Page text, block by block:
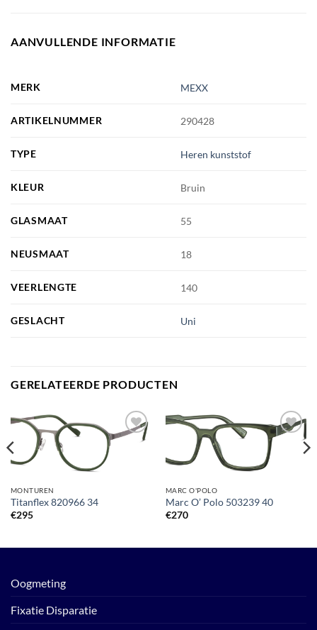
AANVULLENDE INFORMATIE
MERK MEXX
ARTIKELNUMMER 290428
TYPE Heren kunststof
KLEUR Bruin
GLASMAAT 55
NEUSMAAT 18
VEERLENGTE 140
GESLACHT Uni
GERELATEERDE PRODUCTEN
Toevoegen
verlanglijst
MONTUREN
Titanflex 820966 34
€295
Toevoegen
verlanglijst
MARC O'POLO
Marc O’ Polo 503239 40
€270
Oogmeting
Fixatie Disparatie